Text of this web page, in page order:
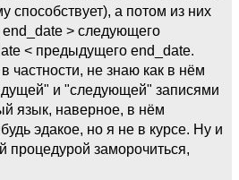
способствует), а потом из них
end_date > следующего
< предыдущего end_date.
частности, не знаю как в нём
и "следующей" записями
язык, наверное, в нём
эдакое, но я не в курсе. Ну и
заморочиться,